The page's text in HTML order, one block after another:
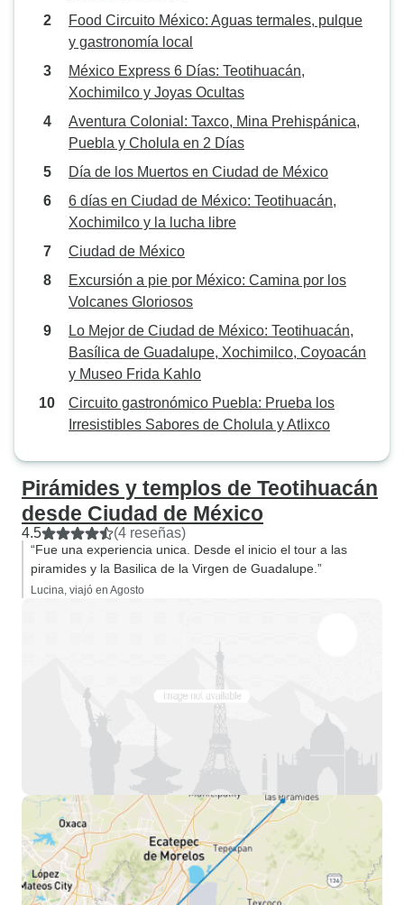
inolvidable!
Food Circuito México: Aguas termales, pulque
y gastronomía local
México Express 6 Días: Teotihuacán,
Xochimilco y Joyas Ocultas
Aventura Colonial: Taxco, Mina Prehispánica,
Puebla y Cholula en 2 Días
Día de los Muertos en Ciudad de México
6 días en Ciudad de México: Teotihuacán,
Xochimilco y la lucha libre
Ciudad de México
Excursión a pie por México: Camina por los
Volcanes Gloriosos
Lo Mejor de Ciudad de México: Teotihuacán,
Basílica de Guadalupe, Xochimilco, Coyoacán
y Museo Frida Kahlo
Circuito gastronómico Puebla: Prueba los
Irresistibles Sabores de Cholula y Atlixco
Pirámides y templos de Teotihuacán
desde Ciudad de México
4.5 (4 reseñas)
“Fue una experiencia unica. Desde el inicio el tour a las
piramides y la Basilica de la Virgen de Guadalupe.”
Lucina, viajó en Agosto